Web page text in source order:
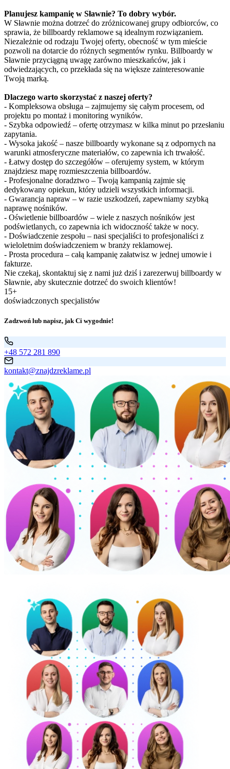
Planujesz kampanię w Sławnie? To dobry wybór.
W Sławnie można dotrzeć do zróżnicowanej grupy odbiorców, co
sprawia, że billboardy reklamowe są idealnym rozwiązaniem.
Niezależnie od rodzaju Twojej oferty, obecność w tym mieście
pozwoli na dotarcie do różnych segmentów rynku. Billboardy w
Sławnie przyciągną uwagę zarówno mieszkańców, jak i
odwiedzających, co przekłada się na większe zainteresowanie
Twoją marką.
Dlaczego warto skorzystać z naszej oferty?
- Kompleksowa obsługa – zajmujemy się całym procesem, od
projektu po montaż i monitoring wyników.
- Szybka odpowiedź – ofertę otrzymasz w kilka minut po przesłaniu
zapytania.
- Wysoka jakość – nasze billboardy wykonane są z odpornych na
warunki atmosferyczne materiałów, co zapewnia ich trwałość.
- Łatwy dostęp do szczegółów – oferujemy system, w którym
znajdziesz mapę rozmieszczenia billboardów.
- Profesjonalne doradztwo – Twoją kampanią zajmie się
dedykowany opiekun, który udzieli wszystkich informacji.
- Gwarancja napraw – w razie uszkodzeń, zapewniamy szybką
naprawę nośników.
- Oświetlenie billboardów – wiele z naszych nośników jest
podświetlanych, co zapewnia ich widoczność także w nocy.
- Doświadczenie zespołu – nasi specjaliści to profesjonaliści z
wieloletnim doświadczeniem w branży reklamowej.
- Prosta procedura – całą kampanię załatwisz w jednej umowie i
fakturze.
Nie czekaj, skontaktuj się z nami już dziś i zarezerwuj billboardy w
Sławnie, aby skutecznie dotrzeć do swoich klientów!
15+
doświadczonych specjalistów
Zadzwoń lub napisz, jak Ci wygodnie!
+48 572 281 890
kontakt@znajdzreklame.pl